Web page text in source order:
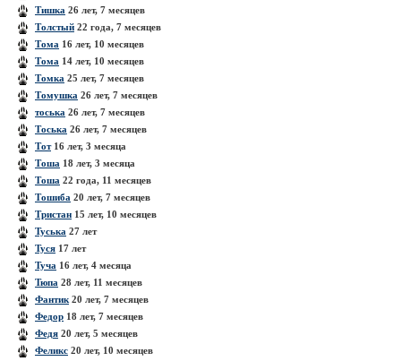
Тишка 26 лет, 7 месяцев
Толстый 22 года, 7 месяцев
Тома 16 лет, 10 месяцев
Тома 14 лет, 10 месяцев
Томка 25 лет, 7 месяцев
Томушка 26 лет, 7 месяцев
тоська 26 лет, 7 месяцев
Тоська 26 лет, 7 месяцев
Тот16 лет, 3 месяца
Тоша 18 лет, 3 месяца
Тоша 22 года, 11 месяцев
Тошиба 20 лет, 7 месяцев
Тристан 15 лет, 10 месяцев
Туська 27 лет
Туся 17 лет
Туча 16 лет, 4 месяца
Тюпа 28 лет, 11 месяцев
Фантик 20 лет, 7 месяцев
Федор 18 лет, 7 месяцев
Федя 20 лет, 5 месяцев
Феликс 20 лет, 10 месяцев